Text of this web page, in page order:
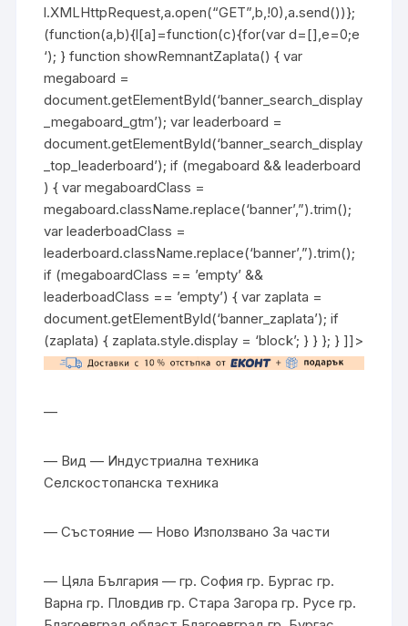
l.XMLHttpRequest,a.open(“GET”,b,!0),a.send())};
(function(a,b){l[a]=function(c){for(var d=[],e=0;e
‘); } function showRemnantZaplata() { var
megaboard =
document.getElementById(‘banner_search_display
_megaboard_gtm’); var leaderboard =
document.getElementById(‘banner_search_display
_top_leaderboard’); if (megaboard && leaderboard
) { var megaboardClass =
megaboard.className.replace(‘banner’,”).trim();
var leaderboadClass =
leaderboard.className.replace(‘banner’,”).trim();
if (megaboardClass == ’empty’ &&
leaderboadClass == ’empty’) { var zaplata =
document.getElementById(‘banner_zaplata’); if
(zaplata) { zaplata.style.display = ‘block’; } } }; } ]]>
—
— Вид — Индустриална техника
Селскостопанска техника
— Състояние — Ново Използвано За части
— Цяла България — гр. София гр. Бургас гр.
Варна гр. Пловдив гр. Стара Загора гр. Русе гр.